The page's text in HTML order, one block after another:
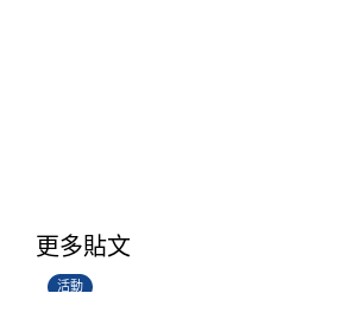
更多貼文
活動
28/06/2026